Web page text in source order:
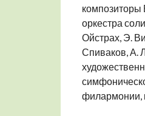
композиторы
оркестра
Ойстрах, Э.
Спиваков, А.
филармонии,